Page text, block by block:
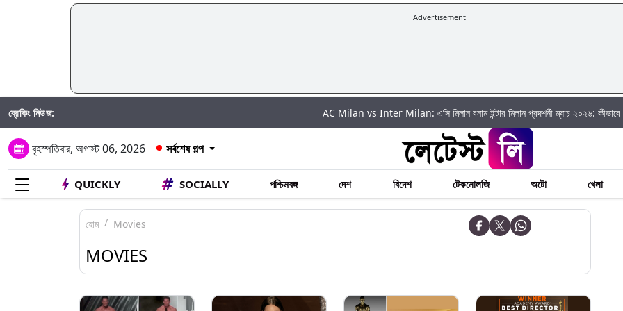
Advertisement
ব্রেকিং নিউজ: AC Milan vs Inter Milan: এসি মিলান বনাম ইন্টার মিলান প্রদশর্নী ম্যাচ ২০২৬: কীভাবে বিনামূল্য
বৃহস্পতিবার, অগাস্ট 06, 2026 সর্বশেষ গল্প
QUICKLY SOCIALLY পশ্চিমবঙ্গ দেশ বিদেশ টেকনোলজি অটো খেলা
হোম Movies
MOVIES